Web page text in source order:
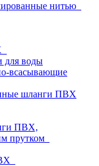
нитью
для воды
всасывающие
шланги ПВХ
ПВХ,
прутком